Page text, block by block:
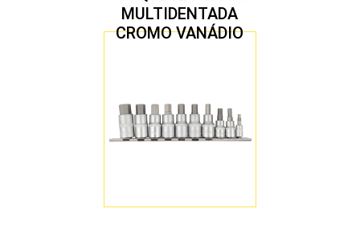
MULTIDENTADA
CROMO VANÁDIO